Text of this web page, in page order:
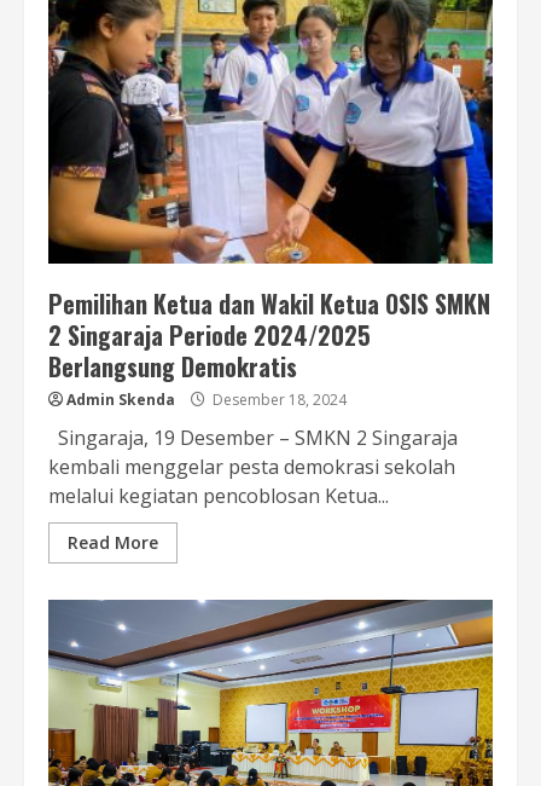
Pemilihan Ketua dan Wakil Ketua OSIS SMKN
2 Singaraja Periode 2024/2025
Berlangsung Demokratis
Admin Skenda Desember 18, 2024
Singaraja, 19 Desember – SMKN 2 Singaraja
kembali menggelar pesta demokrasi sekolah
melalui kegiatan pencoblosan Ketua...
Read More